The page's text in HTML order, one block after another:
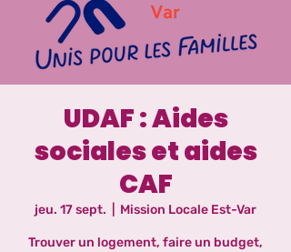
UDAF : Aides
sociales et aides
CAF
jeu. 17 sept. Mission Locale Est-Var
Trouver un logement, faire un budget,